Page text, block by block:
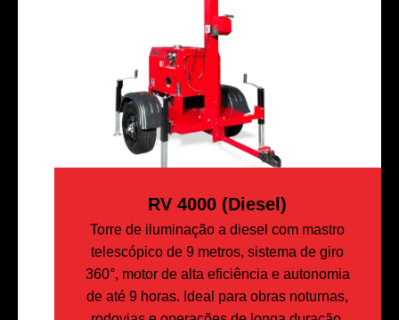
RV 4000 (diesel)
Torre de iluminação a diesel com mastro
telescópico de 9 metros, sistema de giro
360°, motor de alta eficiência e autonomia
de até 9 horas. Ideal para obras noturnas,